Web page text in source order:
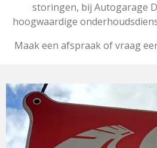
storingen, bij Autogarage
hoogwaardige
Maak een afspraak of vraag